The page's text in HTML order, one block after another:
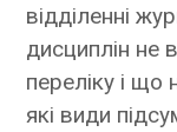
відділенні
дисциплін не
переліку і що
які види